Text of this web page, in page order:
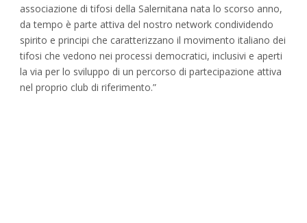
associazione di tifosi della Salernitana nata lo scorso anno,
da tempo è parte attiva del nostro network condividendo
spirito e principi che caratterizzano il movimento italiano dei
tifosi che vedono nei processi democratici, inclusivi e aperti
la via per lo sviluppo di un percorso di partecipazione attiva
nel proprio club di riferimento.”